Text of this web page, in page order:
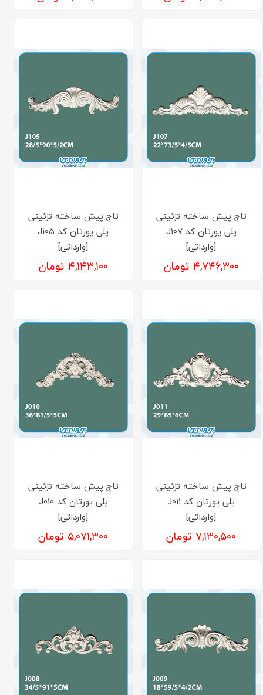
تاج پیش ساخته تزئینی
پلی یورتان کد J107
[وارداتی]
۴,۷۴۶,۳۰۰ تومان
تاج پیش ساخته تزئینی
پلی یورتان کد J105
[وارداتی]
۴,۱۴۳,۱۰۰ تومان
تاج پیش ساخته تزئینی
پلی یورتان کد J011
[وارداتی]
۷,۱۳۰,۵۰۰ تومان
تاج پیش ساخته تزئینی
پلی یورتان کد J010
[وارداتی]
۵,۰۷۱,۳۰۰ تومان